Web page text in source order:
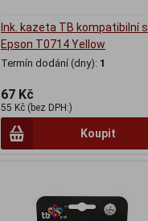
Ink. kazeta TB kompatibilní s
Epson T0714 Yellow
Termín dodání (dny): 1
67 Kč
55 Kč (bez DPH:)
Koupit